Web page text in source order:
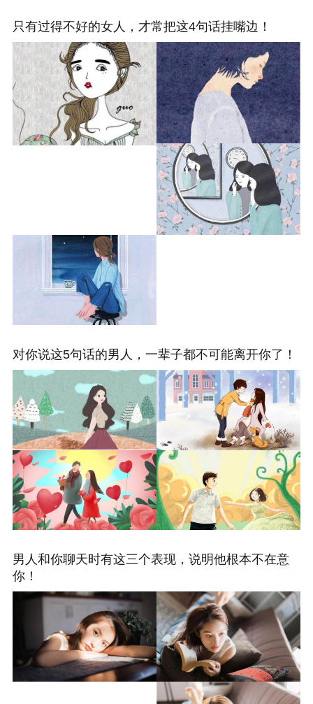
只有过得不好的女人，才常把这4句话挂嘴边！
对你说这5句话的男人，一辈子都不可能离开你了！
男人和你聊天时有这三个表现，说明他根本不在意
你！